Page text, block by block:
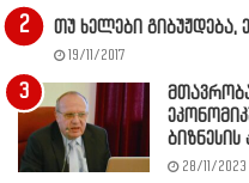
თუ ხელები გიბუჟდება,
19/11/2017
28/11/2023